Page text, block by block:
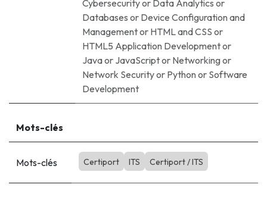
Cybersecurityor Data Analytics or
Databases or Device Configuration and
Managementor HTML and CSS or
HTML5 Application Developmentor
Javaor JavaScriptor Networkingor
Network Securityor Pythonor Software
Development
Mots-clés
Mots-clés Certiport ITS Certiport / ITS